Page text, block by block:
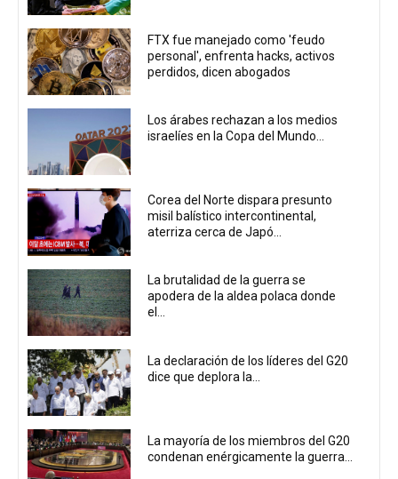
FTX fue manejado como 'feudo
personal', enfrenta hacks, activos
perdidos, dicen abogados
Los árabes rechazan a los medios
israelíes en la Copa del Mundo...
Corea del Norte dispara presunto
misil balístico intercontinental,
aterriza cerca de Japó...
La brutalidad de la guerra se
apodera de la aldea polaca donde
el...
La declaración de los líderes del G20
dice que deplora la...
La mayoría de los miembros del G20
condenan enérgicamente la guerra...